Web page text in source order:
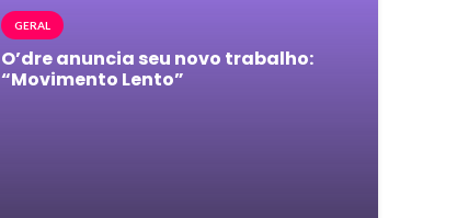
GERAL
O’dre anuncia seu novo trabalho:
“Movimento Lento”